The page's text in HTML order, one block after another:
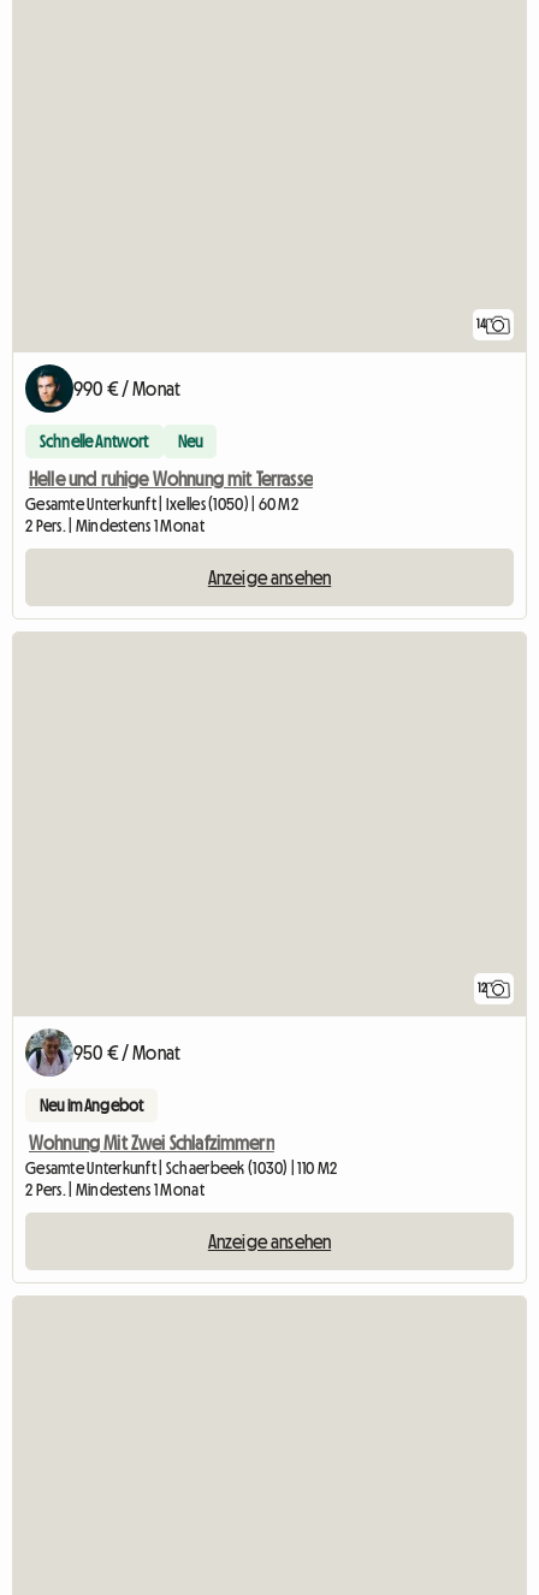
14
990 € / Monat
Schnelle Antwort Neu
Helle und ruhige Wohnung mit Terrasse
Gesamte Unterkunft | Ixelles (1050) | 60 M2
2 Pers. | Mindestens 1 Monat
Anzeige ansehen
12
950 € / Monat
Neu im Angebot
Wohnung Mit Zwei Schlafzimmern
Gesamte Unterkunft | Schaerbeek (1030) | 110 M2
2 Pers. | Mindestens 1 Monat
Anzeige ansehen